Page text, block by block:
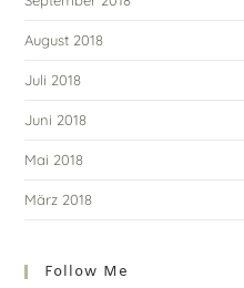
August 2018
Juli 2018
Juni 2018
Mai 2018
März 2018
Follow Me